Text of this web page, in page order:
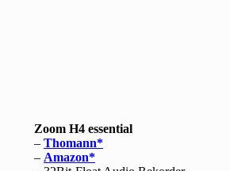
Zoom H4 essential
–Thomann
– Amazon